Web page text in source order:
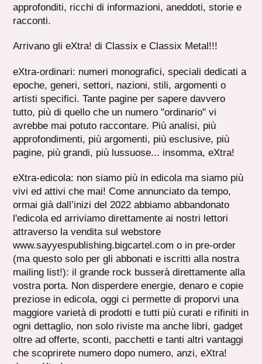
approfonditi, ricchi di informazioni, aneddoti, storie e
racconti.
Arrivano gli eXtra! di Classix e Classix Metal!!!
eXtra-ordinari: numeri monografici, speciali dedicati a
epoche, generi, settori, nazioni, stili, argomenti o
artisti specifici. Tante pagine per sapere davvero
tutto, più di quello che un numero "ordinario" vi
avrebbe mai potuto raccontare. Più analisi, più
approfondimenti, più argomenti, più esclusive, più
pagine, più grandi, più lussuose... insomma, eXtra!
eXtra-edicola: non siamo più in edicola ma siamo più
vivi ed attivi che mai! Come annunciato da tempo,
ormai già dall’inizi del 2022 abbiamo abbandonato
l'edicola ed arriviamo direttamente ai nostri lettori
attraverso la vendita sul webstore
www.sayyespublishing.bigcartel.com o in pre-order
(ma questo solo per gli abbonati e iscritti alla nostra
mailing list!): il grande rock busserà direttamente alla
vostra porta. Non disperdere energie, denaro e copie
preziose in edicola, oggi ci permette di proporvi una
maggiore varietà di prodotti e tutti più curati e rifiniti in
ogni dettaglio, non solo riviste ma anche libri, gadget
oltre ad offerte, sconti, pacchetti e tanti altri vantaggi
che scoprirete numero dopo numero, anzi, eXtra!